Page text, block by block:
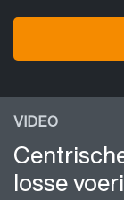
VIDEO
losse